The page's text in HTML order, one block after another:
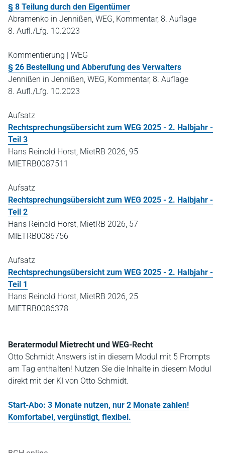
§ 8 Teilung durch den Eigentümer
Abramenko in Jennißen, WEG, Kommentar, 8. Auflage
8. Aufl./Lfg. 10.2023
Kommentierung | WEG
§ 26 Bestellung und Abberufung des Verwalters
Jennißen in Jennißen, WEG, Kommentar, 8. Auflage
8. Aufl./Lfg. 10.2023
Aufsatz
Rechtsprechungsübersicht zum WEG 2025 - 2. Halbjahr -
Teil 3
Hans Reinold Horst, MietRB 2026, 95
MIETRB0087511
Aufsatz
Rechtsprechungsübersicht zum WEG 2025 - 2. Halbjahr -
Teil 2
Hans Reinold Horst, MietRB 2026, 57
MIETRB0086756
Aufsatz
Rechtsprechungsübersicht zum WEG 2025 - 2. Halbjahr -
Teil 1
Hans Reinold Horst, MietRB 2026, 25
MIETRB0086378
Beratermodul Mietrecht und WEG-Recht
Otto Schmidt Answers ist in diesem Modul mit 5 Prompts
am Tag enthalten! Nutzen Sie die Inhalte in diesem Modul
direkt mit der KI von Otto Schmidt.
Start-Abo: 3 Monate nutzen, nur 2 Monate zahlen!
Komfortabel, vergünstigt, flexibel.